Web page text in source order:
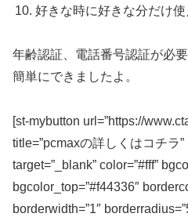
好きな時に好きな分だけ使
年齢認証、電話番号認証が必
簡単にできましたよ。
[st-mybutton url=”https://
title=”pcmaxの詳しくはコチラ”
target=”_blank” color=”#fff”
bgcolor_top=”#f44336″
borderwidth=”1″